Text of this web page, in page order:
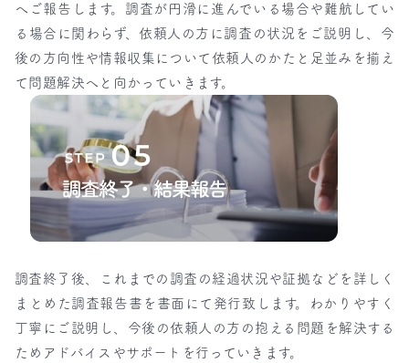
へご報告します。調査が円滑に進んでいる場合や難航してい
る場合に関わらず、依頼人の方に調査の状況をご説明し、今
後の方向性や情報収集について依頼人のかたと足並みを揃え
て問題解決へと向かっていきます。
調査終了後、これまでの調査の経過状況や証拠などを詳しく
まとめた調査報告書を書面にて発行致します。わかりやすく
丁寧にご説明し、今後の依頼人の方の抱える問題を解決する
ためアドバイスやサポートを行っていきます。